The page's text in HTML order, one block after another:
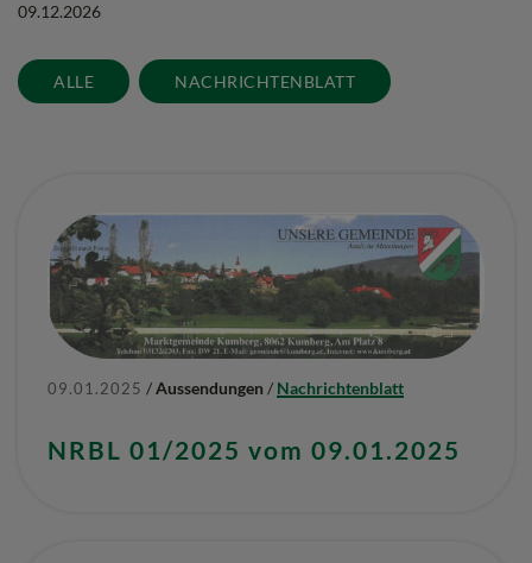
09.12.2026
ALLE NACHRICHTENBLATT
09.01.2025 /Aussendungen / Nachrichtenblatt
NRBL 01/2025 vom 09.01.2025